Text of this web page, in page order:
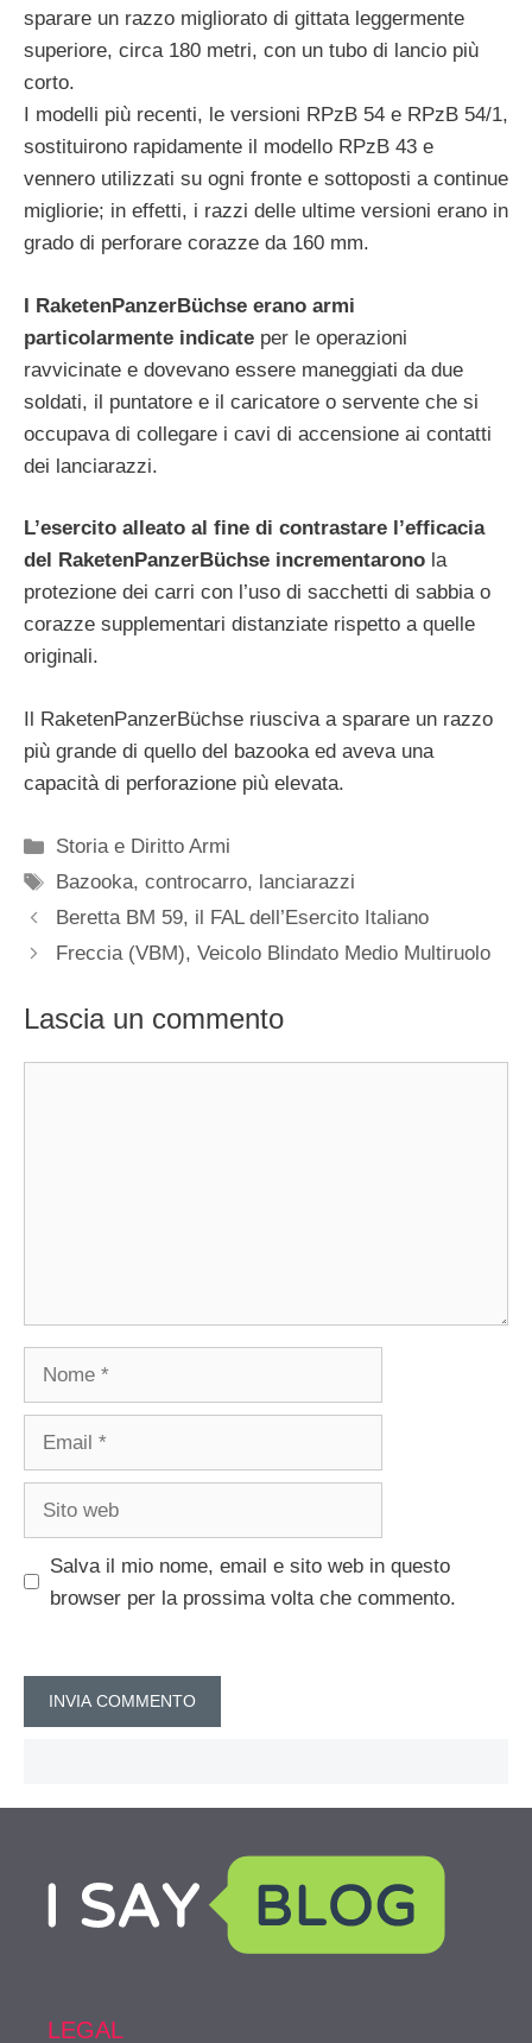
sparare un razzo migliorato di gittata leggermente
superiore, circa 180 metri, con un tubo di lancio più
corto.
I modelli più recenti, le versioni RPzB 54 e RPzB 54/1,
sostituirono rapidamente il modello RPzB 43 e
vennero utilizzati su ogni fronte e sottoposti a continue
migliorie; in effetti, i razzi delle ultime versioni erano in
grado di perforare corazze da 160 mm.
I RaketenPanzerBüchse erano armi
particolarmente indicate per le operazioni
ravvicinate e dovevano essere maneggiati da due
soldati, il puntatore e il caricatore o servente che si
occupava di collegare i cavi di accensione ai contatti
dei lanciarazzi.
L’esercito alleato al fine di contrastare l’efficacia
del RaketenPanzerBüchse incrementarono la
protezione dei carri con l’uso di sacchetti di sabbia o
corazze supplementari distanziate rispetto a quelle
originali.
Il RaketenPanzerBüchse riusciva a sparare un razzo
più grande di quello del bazooka ed aveva una
capacità di perforazione più elevata.
Categorie
Storia e Diritto Armi
Tag
Bazooka,controcarro, lanciarazzi
Beretta BM 59, il FAL dell’Esercito Italiano
Freccia (VBM), Veicolo Blindato Medio Multiruolo
Lascia un commento
Nome
Email
Sito
Salva il mio nome, email e sito web in questo
browser per la prossima volta che commento.
LEGAL